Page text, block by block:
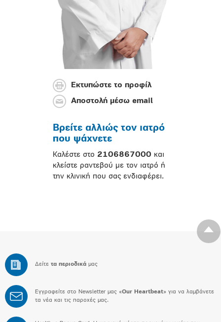
Εκτυπώστε το προφίλ
Αποστολή μέσω email
Βρείτε αλλιώς τον ιατρό
που ψάχνετε
Καλέστε στο 2106867000 και
κλείστε ραντεβού με τον ιατρό ή
την κλινική που σας ενδιαφέρει.
Δείτε τα περιοδικά μας
Εγγραφείτε στο Newsletter μας «Our Heartbeat» για να λαμβάνετε
τα νέα και τις παροχές μας.